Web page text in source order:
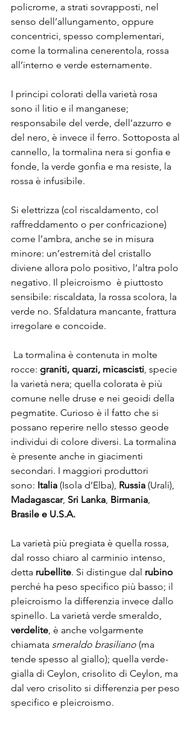
policrome, a strati sovrapposti, nel
senso dell’allungamento, oppure
concentrici, spesso complementari,
come la tormalina cenerentola, rossa
all’interno e verde esternamente.
I principi colorati della varietà rosa
sono il litio e il manganese;
responsabile del verde, dell’azzurro e
del nero, è invece il ferro. Sottoposta al
cannello, la tormalina nera si gonfia e
fonde, la verde gonfia e ma resiste, la
rossa è infusibile.
Si elettrizza (col riscaldamento, col
raffreddamento o per confricazione)
come l’ambra, anche se in misura
minore: un’estremità del cristallo
diviene allora polo positivo, l’altra polo
negativo. Il pleicroismo  è piuttosto
sensibile: riscaldata, la rossa scolora, la
verde no. Sfaldatura mancante, frattura
irregolare e concoide.
rocce: graniti, quarzi, micascisti, specie
la varietà nera; quella colorata è più
comune nelle druse e nei geoidi della
pegmatite. Curioso è il fatto che si
possano reperire nello stesso geode
individui di colore diversi. La tormalina
è presente anche in giacimenti
secondari. I maggiori produttori
sono: Italia (Isola d’Elba), Russia (Urali),
Madagascar, Sri Lanka, Birmania,
Brasile e U.S.A.
La varietà più pregiata è quella rossa,
dal rosso chiaro al carminio intenso,
detta rubellite. Si distingue dal rubino
perché ha peso specifico più basso; il
pleicroismo la differenzia invece dallo
spinello. La varietà verde smeraldo,
verdelite, è anche volgarmente
chiamata smeraldo brasiliano (ma
tende spesso al giallo); quella verde-
gialla di Ceylon, crisolito di Ceylon, ma
dal vero crisolito si differenzia per peso
specifico e pleicroismo.